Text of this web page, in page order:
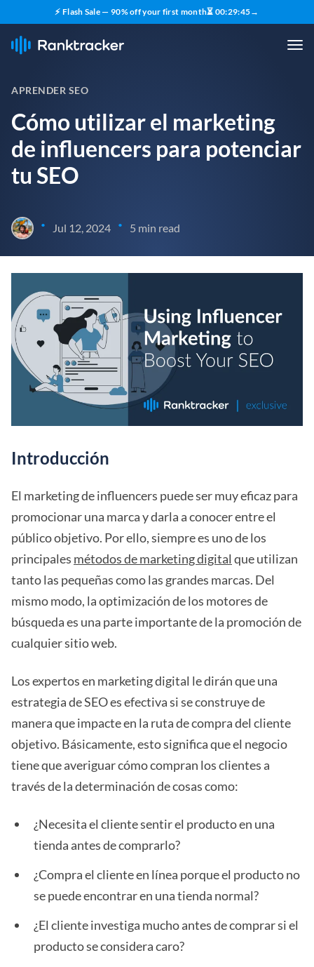
⚡ Flash Sale — 90% off your first month⏳ 00:29:44→
APRENDER SEO
Cómo utilizar el marketing
de influencers para potenciar
tu SEO
• Jul 12, 2024 • 5 min read
Introducción
El marketing de influencers puede ser muy eficaz para
promocionar una marca y darla a conocer entre el
público objetivo. Por ello, siempre es uno de los
principales métodos de marketing digital que utilizan
tanto las pequeñas como las grandes marcas. Del
mismo modo, la optimización de los motores de
búsqueda es una parte importante de la promoción de
cualquier sitio web.
Los expertos en marketing digital le dirán que una
estrategia de SEO es efectiva si se construye de
manera que impacte en la ruta de compra del cliente
objetivo. Básicamente, esto significa que el negocio
tiene que averiguar cómo compran los clientes a
través de la determinación de cosas como:
¿Necesita el cliente sentir el producto en una
tienda antes de comprarlo?
¿Compra el cliente en línea porque el producto no
se puede encontrar en una tienda normal?
¿El cliente investiga mucho antes de comprar si el
producto se considera caro?